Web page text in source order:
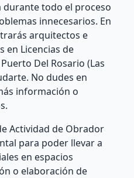
durante todo el proceso
innecesarios. En
arquitectos e
en Licencias de
Del Rosario (Las
No dudes en
información o
Actividad de Obrador
para poder llevar a
en espacios
o elaboración de